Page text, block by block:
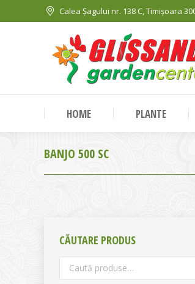
Calea Șagului nr. 138 C, Timișoara
HOME PLANTE
BANJO 500 SC
CĂUTARE PRODUS